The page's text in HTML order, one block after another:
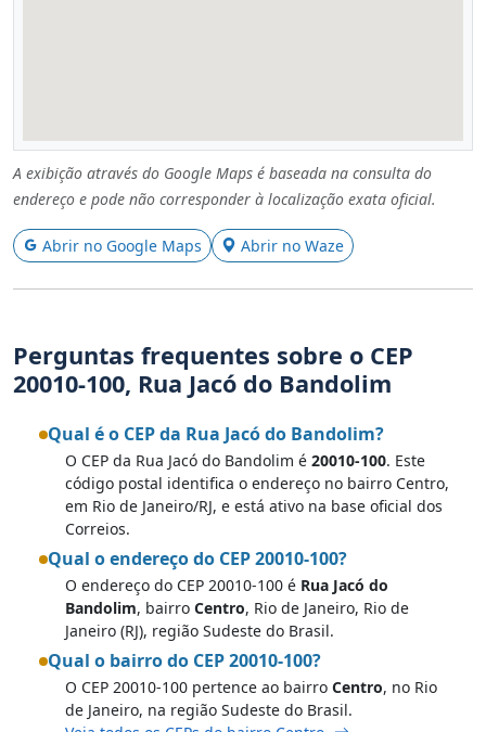
A exibição através do Google Maps é baseada na consulta do
endereço e pode não corresponder à localização exata oficial.
Abrir no Google Maps Abrir no Waze
Perguntas frequentes sobre o CEP
20010-100, Rua Jacó do Bandolim
Qual é o CEP da Rua Jacó do Bandolim?
O CEP da Rua Jacó do Bandolim é 20010-100. Este
código postal identifica o endereço no bairro Centro,
em Rio de Janeiro/RJ, e está ativo na base oficial dos
Correios.
Qual o endereço do CEP 20010-100?
O endereço do CEP 20010-100 é Rua Jacó do
Bandolim, bairro Centro, Rio de Janeiro, Rio de
Janeiro (RJ), região Sudeste do Brasil.
Qual o bairro do CEP 20010-100?
O CEP 20010-100 pertence ao bairro Centro, no Rio
de Janeiro, na região Sudeste do Brasil.